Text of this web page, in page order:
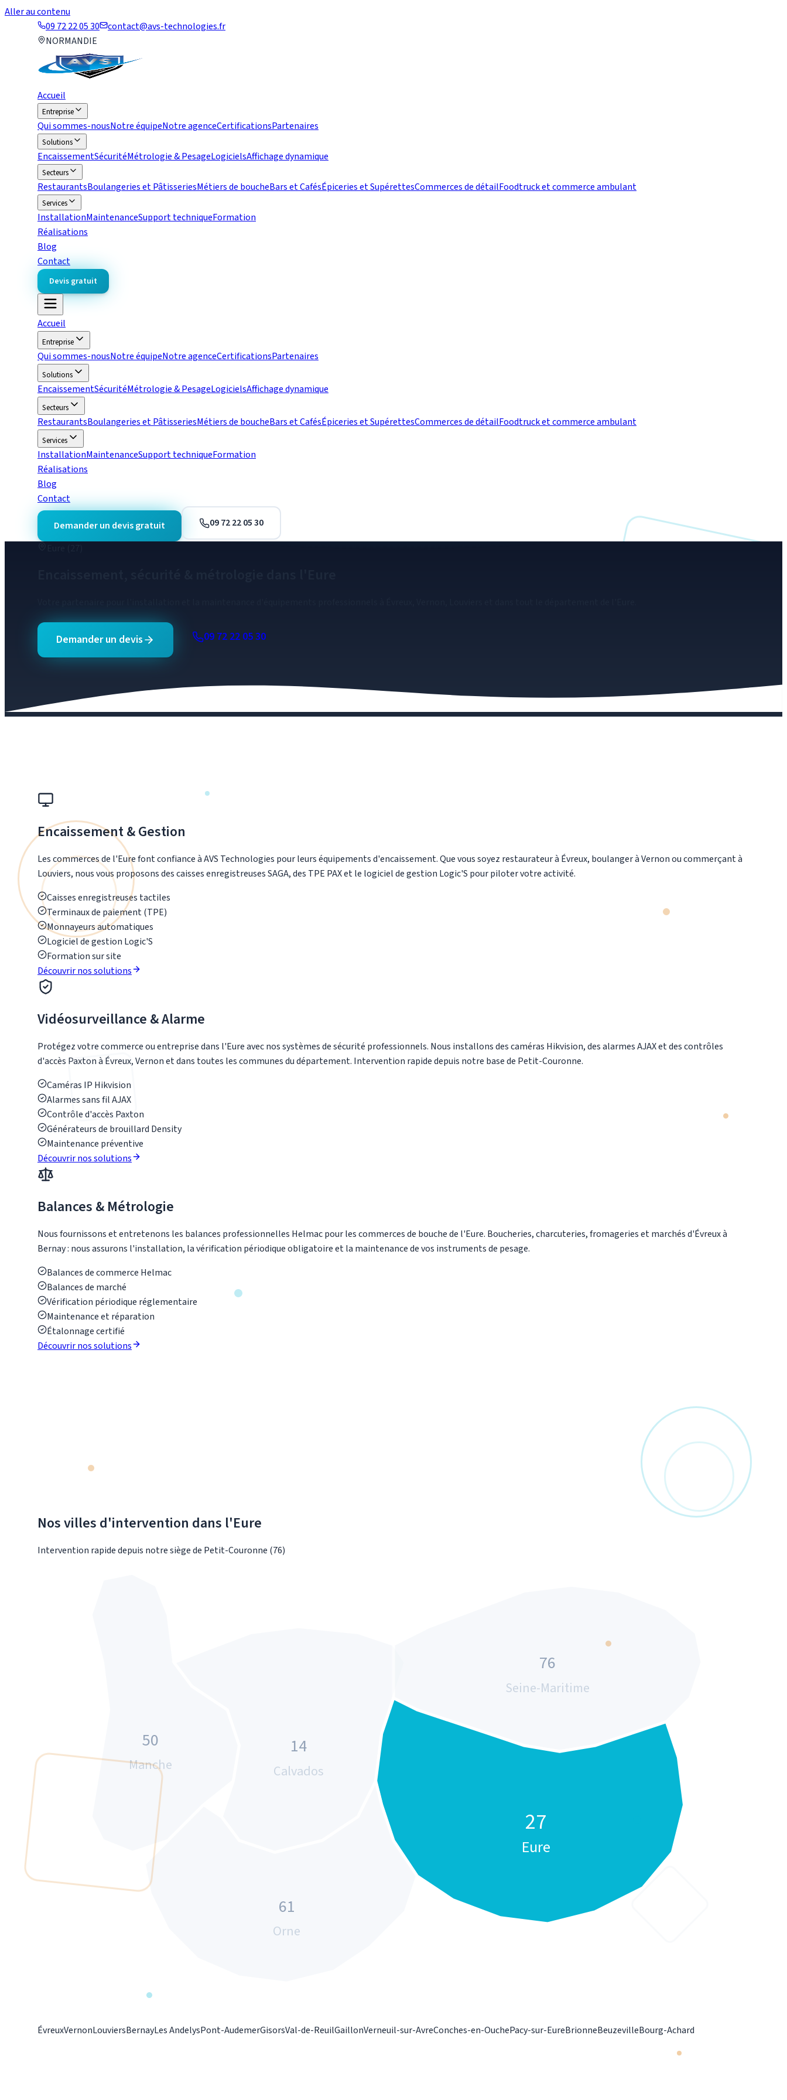
Aller au contenu
09 72 22 05 30
contact@avs-technologies.fr
NORMANDIE
Accueil
Entreprise
Qui sommes-nousNotre équipeNotre agenceCertificationsPartenaires
Solutions
EncaissementSécuritéMétrologie & PesageLogicielsAffichage dynamique
Secteurs
RestaurantsBoulangeries et PâtisseriesMétiers de boucheBars et CafésÉpiceries et SupérettesCommerces de détailFoodtruck et commerce ambulant
Services
InstallationMaintenanceSupport techniqueFormation
Réalisations
Blog
Contact
Devis gratuit
Accueil
Entreprise
Qui sommes-nousNotre équipeNotre agenceCertificationsPartenaires
Solutions
EncaissementSécuritéMétrologie & PesageLogicielsAffichage dynamique
Secteurs
RestaurantsBoulangeries et PâtisseriesMétiers de boucheBars et CafésÉpiceries et SupérettesCommerces de détailFoodtruck et commerce ambulant
Services
InstallationMaintenanceSupport techniqueFormation
Réalisations
Blog
Contact
Demander un devis gratuit
09 72 22 05 30
Demander un devis 09 72 22 05 30
Encaissement & Gestion
Les commerces de l'Eure font confiance à AVS Technologies pour leurs équipements d'encaissement. Que vous soyez restaurateur à Évreux, boulanger à Vernon ou commerçant à
Louviers, nous vous proposons des caisses enregistreuses SAGA, des TPE PAX et le logiciel de gestion Logic'S pour piloter votre activité.
Caisses enregistreuses tactiles
Terminaux de paiement (TPE)
Monnayeurs automatiques
Logiciel de gestion Logic'S
Formation sur site
Découvrir nos solutions
Vidéosurveillance & Alarme
Protégez votre commerce ou entreprise dans l'Eure avec nos systèmes de sécurité professionnels. Nous installons des caméras Hikvision, des alarmes AJAX et des contrôles
d'accès Paxton à Évreux, Vernon et dans toutes les communes du département. Intervention rapide depuis notre base de Petit-Couronne.
Caméras IP Hikvision
Alarmes sans fil AJAX
Contrôle d'accès Paxton
Générateurs de brouillard Density
Maintenance préventive
Découvrir nos solutions
Balances & Métrologie
Nous fournissons et entretenons les balances professionnelles Helmac pour les commerces de bouche de l'Eure. Boucheries, charcuteries, fromageries et marchés d'Évreux à
Bernay : nous assurons l'installation, la vérification périodique obligatoire et la maintenance de vos instruments de pesage.
Balances de commerce Helmac
Balances de marché
Vérification périodique réglementaire
Maintenance et réparation
Étalonnage certifié
Découvrir nos solutions
Nos villes d'intervention dans l'Eure
Intervention rapide depuis notre siège de Petit-Couronne (76)
50
Manche
14
Calvados
76
Seine-Maritime
27
Eure
61
Orne
ÉvreuxVernonLouviersBernayLes AndelysPont-AudemerGisorsVal-de-ReuilGaillonVerneuil-sur-AvreConches-en-OuchePacy-sur-EureBrionneBeuzevilleBourg-Achard